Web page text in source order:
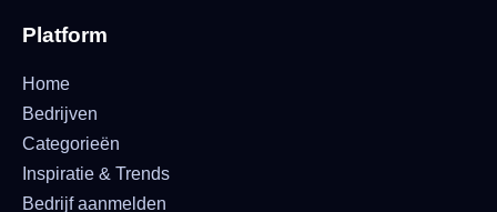
Platform
Home
Bedrijven
Categorieën
Inspiratie & Trends
Bedrijf aanmelden